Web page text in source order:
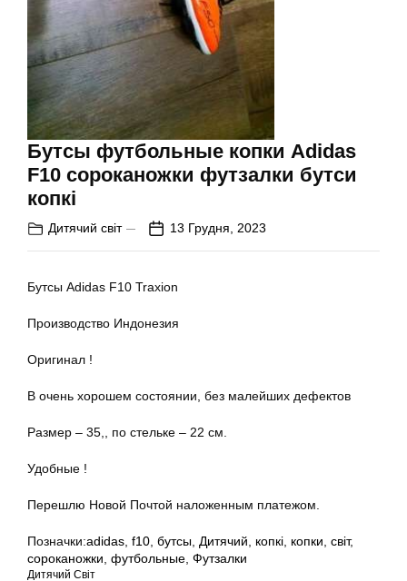
Бутсы футбольные копки Adidas
F10 сороканожки футзалки бутси
копкi
Дитячий світ 13 Грудня, 2023
Бутсы Adidas F10 Traxion
Производство Индонезия
Оригинал !
В очень хорошем состоянии, без малейших дефектов
Размер – 35,, по стельке – 22 см.
Удобные !
Перешлю Новой Почтой наложенным платежом.
Позначки:adidas, f10, бутсы, Дитячий, копкi, копки, світ,
сороканожки, футбольные, Футзалки
Дитячий Світ